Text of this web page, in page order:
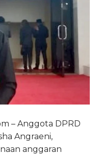
– Anggota DPRD
Angraeni,
anggaran